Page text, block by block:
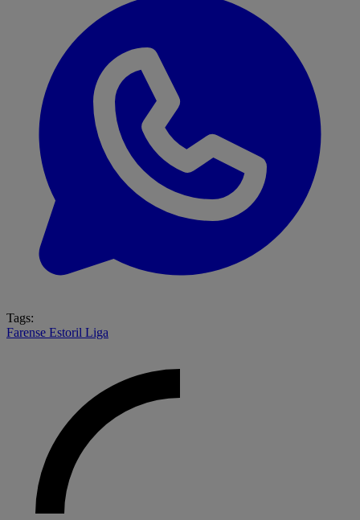
Tags:
Farense Estoril Liga